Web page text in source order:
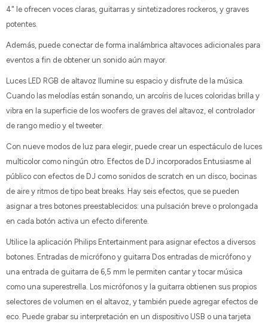
4" le ofrecen voces claras, guitarras y sintetizadores rockeros, y graves
potentes.
Además, puede conectar de forma inalámbrica altavoces adicionales para
eventos a fin de obtener un sonido aún mayor.
Luces LED RGB de altavoz Ilumine su espacio y disfrute de la música.
Cuando las melodías están sonando, un arcoíris de luces coloridas brilla y
vibra en la superficie de los woofers de graves del altavoz, el controlador
de rango medio y el tweeter.
Con nueve modos de luz para elegir, puede crear un espectáculo de luces
multicolor como ningún otro. Efectos de DJ incorporados Entusiasme al
público con efectos de DJ como sonidos de scratch en un disco, bocinas
de aire y ritmos de tipo beat breaks. Hay seis efectos, que se pueden
asignar a tres botones preestablecidos: una pulsación breve o prolongada
en cada botón activa un efecto diferente.
Utilice la aplicación Philips Entertainment para asignar efectos a diversos
botones. Entradas de micrófono y guitarra Dos entradas de micrófono y
una entrada de guitarra de 6,5 mm le permiten cantar y tocar música
como una superestrella. Los micrófonos y la guitarra obtienen sus propios
selectores de volumen en el altavoz, y también puede agregar efectos de
eco. Puede grabar su interpretación en un dispositivo USB o una tarjeta